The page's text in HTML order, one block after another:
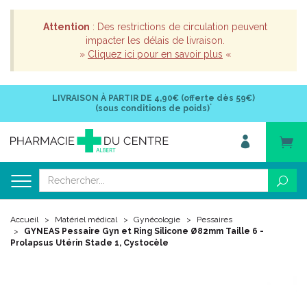
Attention : Des restrictions de circulation peuvent
impacter les délais de livraison.
» Cliquez ici pour en savoir plus «
LIVRAISON À PARTIR DE 4,90€ (offerte dès 59€)
(sous conditions de poids)*
Accueil Matériel médical Gynécologie
Pessaires
GYNEAS Pessaire Gyn et Ring Silicone Ø82mm Taille 6 -
Prolapsus Utérin Stade 1, Cystocèle